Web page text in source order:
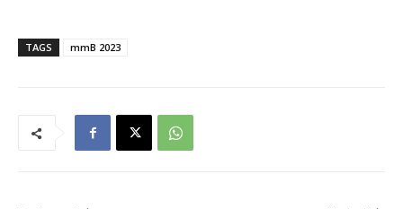
TAGS mmB 2023